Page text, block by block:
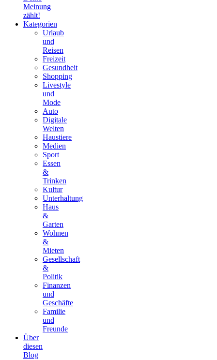
Meinung
zählt!
Kategorien
Urlaub
und
Reisen
Freizeit
Gesundheit
Shopping
Livestyle
und
Mode
Auto
Digitale
Welten
Haustiere
Medien
Sport
Essen
&
Trinken
Kultur
Unterhaltung
Haus
&
Garten
Wohnen
&
Mieten
Gesellschaft
&
Politik
Finanzen
und
Geschäfte
Familie
und
Freunde
Über
diesen
Blog